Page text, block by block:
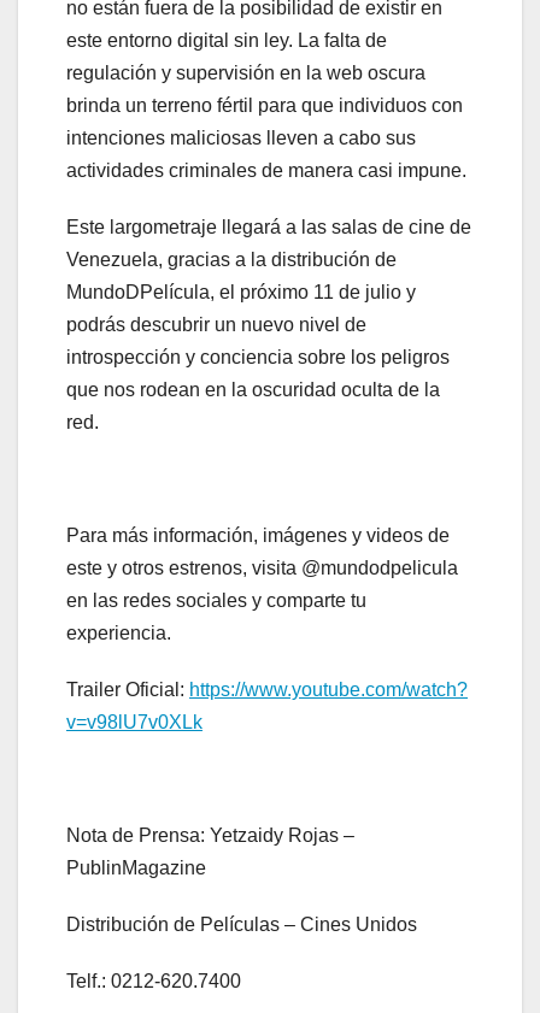
no están fuera de la posibilidad de existir en
este entorno digital sin ley. La falta de
regulación y supervisión en la web oscura
brinda un terreno fértil para que individuos con
intenciones maliciosas lleven a cabo sus
actividades criminales de manera casi impune.
Este largometraje llegará a las salas de cine de
Venezuela, gracias a la distribución de
MundoDPelícula, el próximo 11 de julio y
podrás descubrir un nuevo nivel de
introspección y conciencia sobre los peligros
que nos rodean en la oscuridad oculta de la
red.
Para más información, imágenes y videos de
este y otros estrenos, visita @mundodpelicula
en las redes sociales y comparte tu
experiencia.
Trailer Oficial: https://www.youtube.com/watch?
v=v98lU7v0XLk
Nota de Prensa: Yetzaidy Rojas –
PublinMagazine
Distribución de Películas – Cines Unidos
Telf.: 0212-620.7400